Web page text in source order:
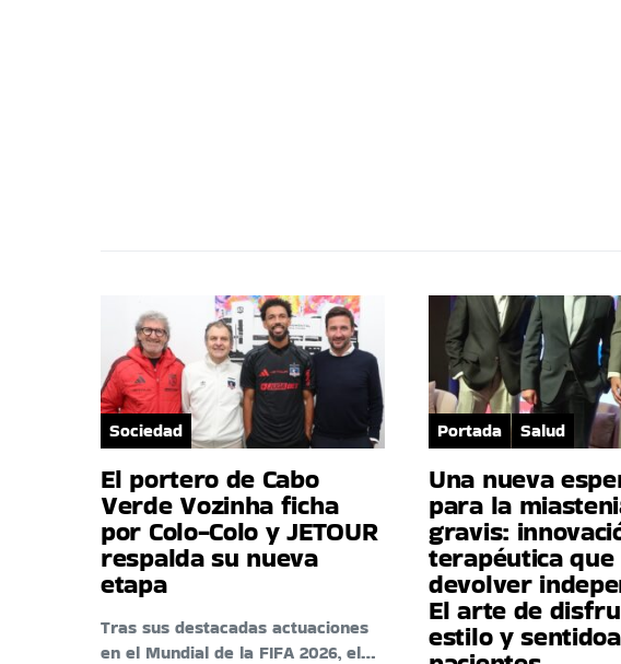
Sociedad
El portero de Cabo
Verde Vozinha ficha
por Colo-Colo y JETOUR
respalda su nueva
etapa
Tras sus destacadas actuaciones
en el Mundial de la FIFA 2026, el…
Portada Salud
Una nueva
para la
gravis:
terapéutica que
devolver
El arte de
estilo y